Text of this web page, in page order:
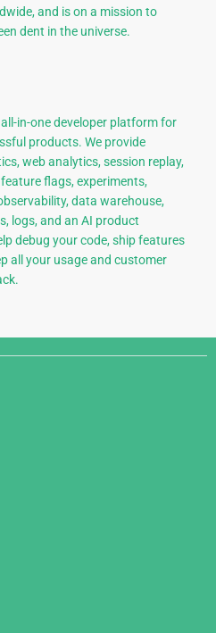
and is on a mission to
dent in the universe.
in-one developer platform for
products. We provide
web analytics, session replay,
flags, experiments,
data warehouse,
logs, and an AI product
debug your code, ship features
all your usage and customer